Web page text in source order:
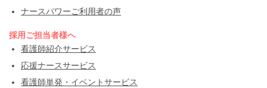
ナースパワーご利用者の声
採用ご担当者様へ
看護師紹介サービス
応援ナースサービス
看護師単発・イベントサービス